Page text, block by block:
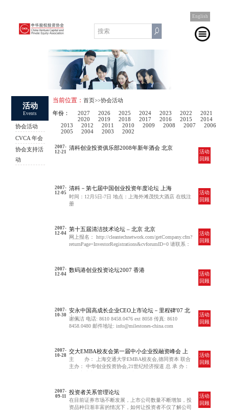
English
活动
Events
协会活动
CVCA 年会
协会支持活
动
当前位置：首页>>协会活动
年份： 2027 2026 2025 2024 2023 2022
2021
2020
2019 2018 2017 2016 2015
2014
2013
2012 2011 2010 2009 2008 2007
2006
2005
2004 2003 2002
2007-
12-21
活动
回顾
清科创业投资俱乐部2008年新年酒会 北京
2007-
12-05
活动
回顾
清科－第七届中国创业投资年度论坛 上海
时间：12月5日-7日 地点：上海外滩茂悦大酒店 在线注
册
2007-
12-04
活动
回顾
第十五届清洁技术论坛 – 北京 北京
网上报名： http://cleantechnetwork.com/getCompany.cfm?
returnPage=InvestorRegistrations&cvforumID=0 请联系：
jane.yu@cleantech.com
2007-
12-04
活动
回顾
数码港创业投资论坛2007 香港
2007-
10-30
活动
回顾
安永中国高成长企业CEO上市论坛－里程碑'07 北
京
谢佩洁 电话: 8610 8458.0476 ext 8058 传真: 8610
8458.0480 邮件地址: info@milestones-china.com
2007-
10-28
活动
回顾
交大EMBA校友会第一届中小企业投融资峰会 上
海
主 办： 上海交通大学EMBA校友会,德同资本 联合
主办： 中华创业投资协会,21世纪经济报道 总 承 办：
2007-
09-11
活动
回顾
投资者关系管理论坛
在目前证券市场不断发展，上市公司数量不断增加，投
资品种日渐丰富的情况下，如何让投资者不仅了解公司